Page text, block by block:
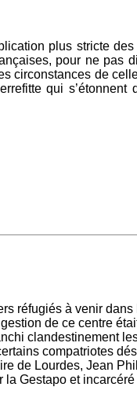
plus stricte
pour ne pas
de
qui
réfugiés à venir
de ce centre
clandestinement
compatriotes
de Lourdes, Jean
Gestapo et